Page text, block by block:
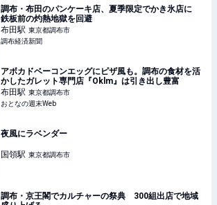
調布・布田のパンケーキ店、夏季限定でかき氷店に
鉄板前の灼熱地獄を回避
布田駅 東京都調布市
調布経済新聞
アボカドベーコンエッグにピザ風も。調布の食材を活
かしたガレット専門店『Oklm』は引き出し豊富
布田駅 東京都調布市
おとなの週末Web
夜風にラベンダー
国領駅 東京都調布市
調布・京王閣でカルチャーの祭典 300組出店で地域